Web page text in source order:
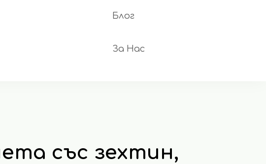
Блог
За Нас
със зехтин,